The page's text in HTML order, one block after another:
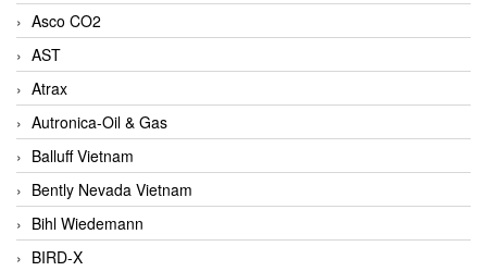
Asco CO2
AST
Atrax
Autronica-Oil & Gas
Balluff Vietnam
Bently Nevada Vietnam
Bihl Wiedemann
BIRD-X